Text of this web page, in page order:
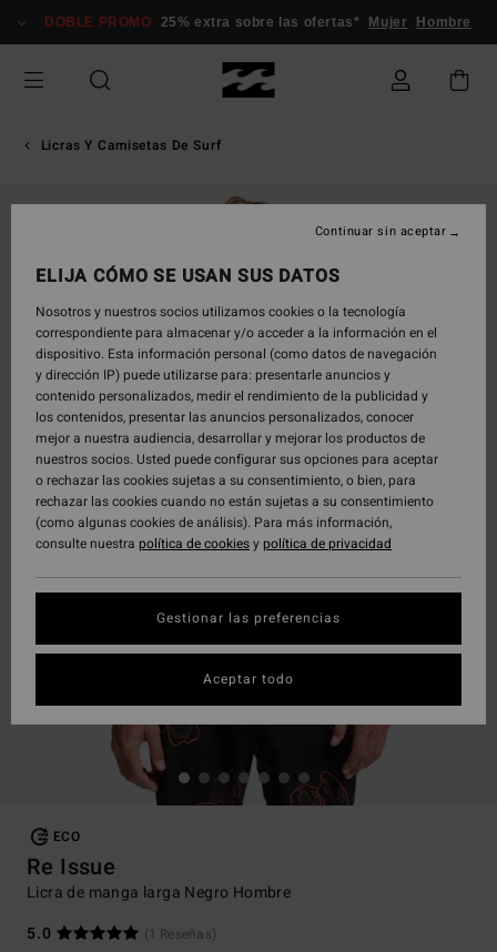
información
DOBLE PROMO 25% extra sobre las ofertas* Mujer Hombre
Licras Y Camisetas De Surf
ECO
Re Issue
Licra de manga larga Negro Hombre
5.0
(1 Reseñas)
ELIJA CÓMO SE USAN SUS DATOS
Nosotros y nuestros socios utilizamos cookies o la tecnología
correspondiente para almacenar y/o acceder a la información en el
dispositivo. Esta información personal (como datos de navegación
y dirección IP) puede utilizarse para: presentarle anuncios y
contenido personalizados, medir el rendimiento de la publicidad y
los contenidos, presentar las anuncios personalizados, conocer
mejor a nuestra audiencia, desarrollar y mejorar los productos de
nuestros socios. Usted puede configurar sus opciones para aceptar
o rechazar las cookies sujetas a su consentimiento, o bien, para
rechazar las cookies cuando no están sujetas a su consentimiento
(como algunas cookies de análisis). Para más información,
consulte nuestra política de cookiesypolítica de privacidad
Gestionar las preferencias
Continuar sin aceptar
Aceptar todo